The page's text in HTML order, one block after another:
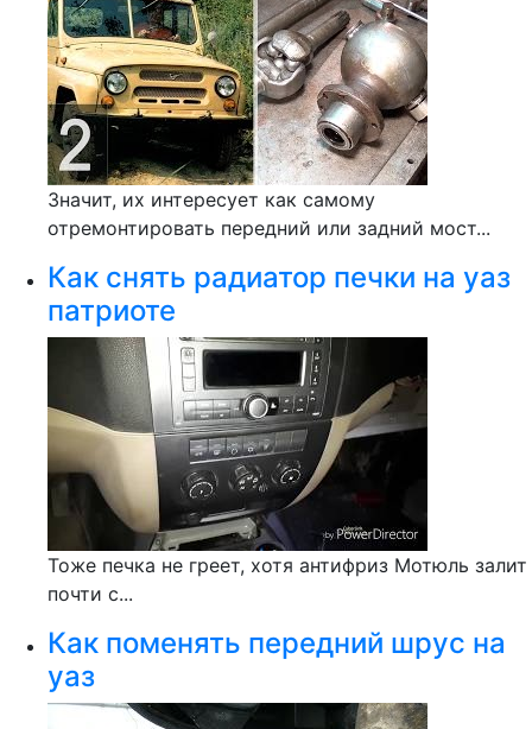
Значит, их интересует как самому
отремонтировать передний или задний мост...
Как снять радиатор печки на уаз
патриоте
Тоже печка не греет, хотя антифриз Мотюль залит
почти с...
Как поменять передний шрус на
уаз